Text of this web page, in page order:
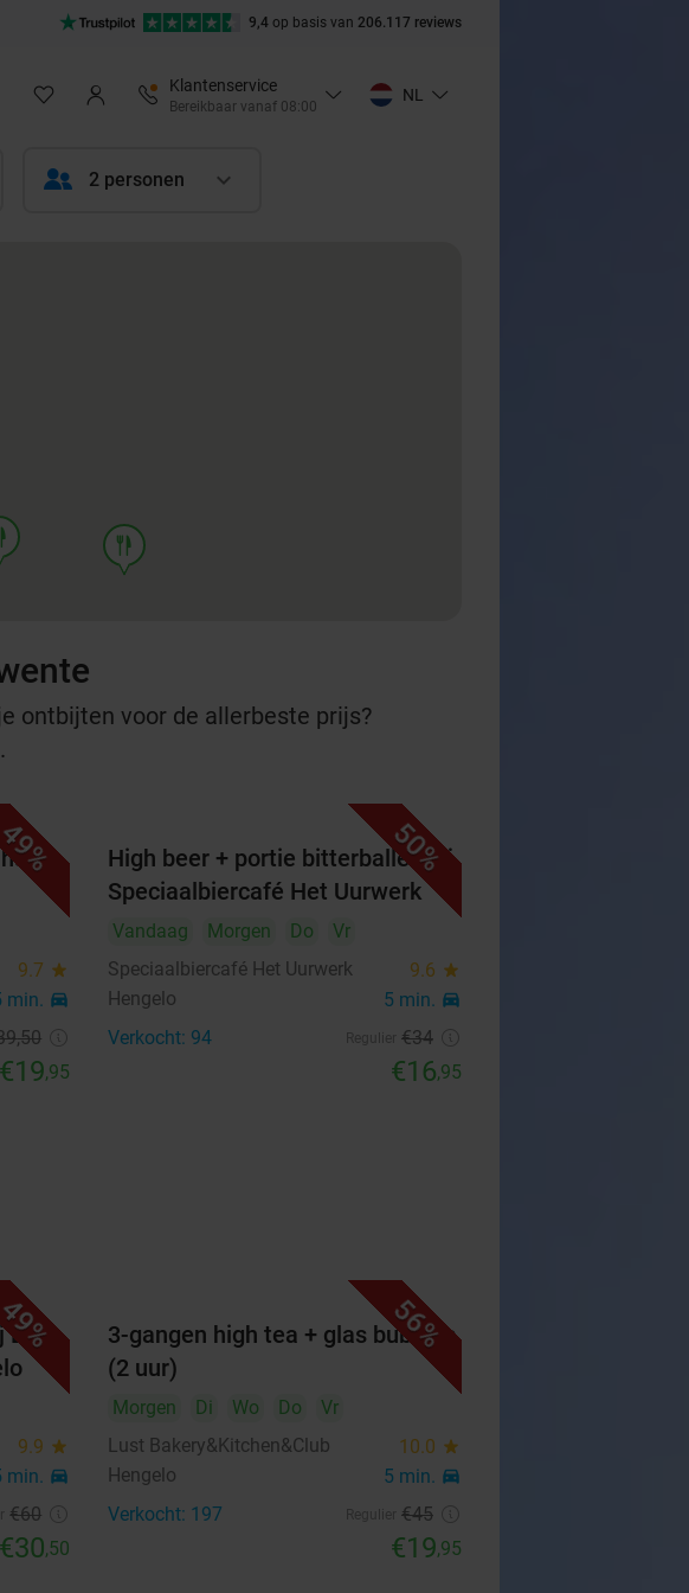
9,4 op basis van 206.117 reviews
Klantenservice
Bereikbaar vanaf 08:00
NL
2 personen
food
ontbijten voor de allerbeste prijs?
9.7 star
min. directions_car
,50
€19,95
50%
High beer + portie bitterballen bij
Speciaalbiercafé Het Uurwerk
Vandaag Morgen Do
Vr
Speciaalbiercafé Het Uurwerk
9.6 star
Hengelo 5 min. directions_car
Verkocht: 94 €34
€16,95
Bar
9.9 star
min. directions_car
€60
€30,50
56%
3-gangen high tea + glas bubbels
(2 uur)
Morgen Di Wo Do
Vr
Lust Bakery&Kitchen&Club
10.0 star
Hengelo 5 min. directions_car
Verkocht: 197 €45
€19,95